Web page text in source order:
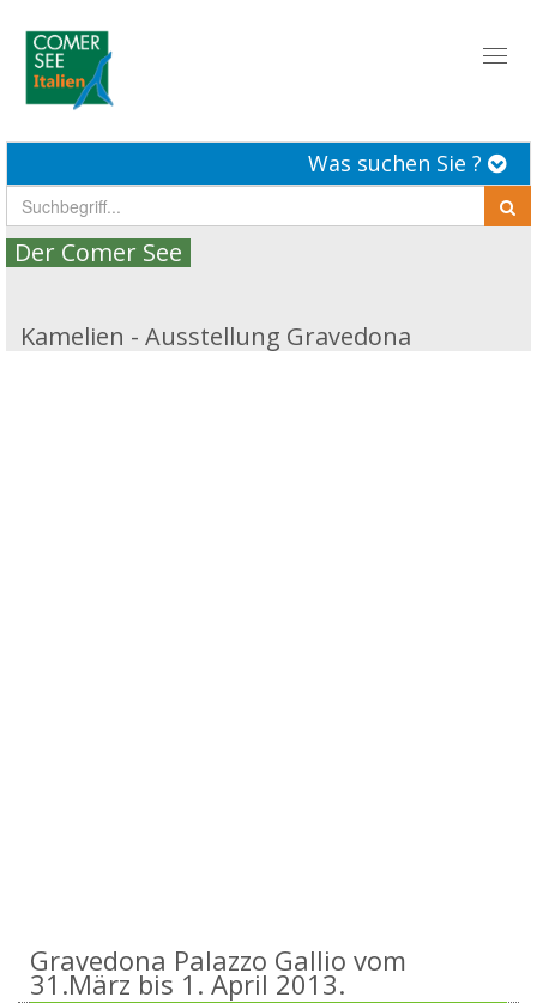
Was suchen Sie ?
Der Comer See
Kamelien - Ausstellung Gravedona
Gravedona Palazzo Gallio vom
31.März bis 1. April 2013.